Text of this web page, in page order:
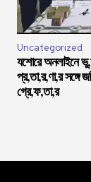
Uncategorized
যশোরে অনলাইনে
প্র,তা,র,ণা,র সঙ্গে
গ্রে,ফ,তা,র